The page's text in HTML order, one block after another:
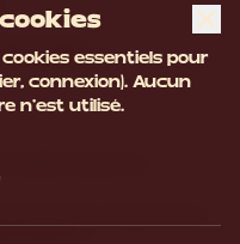
droits réservés
essentiels pour
connexion). Aucun
n'est utilisé.